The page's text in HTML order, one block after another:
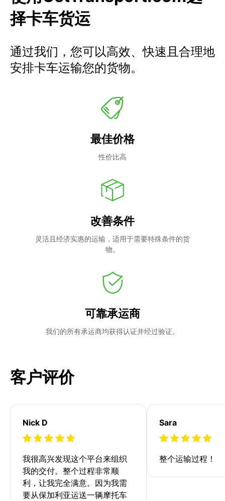
择卡车货运
通过我们，您可以高效、快速且合理地
安排卡车运输您的货物。
最佳价格
性价比高
改善条件
灵活且经济实惠的运输，适用于需要特殊条件的货
物。
可靠承运商
我们的所有承运商均获得认证并经过验证。
客户评价
Nick D
我很高兴发现这个平台来组织
我的交付。整个过程非常顺
利，让我完全满意。因为我需
要从保加利亚运送一辆摩托车
Sara
整个运输过程！